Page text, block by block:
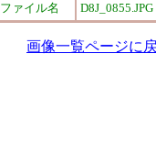
ファイル名 D8J_0855.JPG
画像一覧ページに